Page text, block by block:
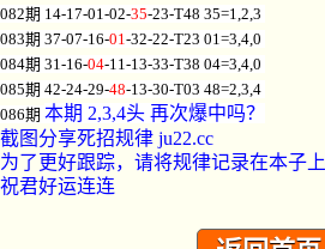
082期 14-17-01-02-35-23-T48 35=1,2,3
083期 37-07-16-01-32-22-T23 01=3,4,0
084期 31-16-04-11-13-33-T38 04=3,4,0
085期 42-24-29-48-13-30-T03 48=2,3,4
086期 本期 2,3,4头 再次爆中吗？
截图分享死招规律 ju22.cc
为了更好跟踪，请将规律记录在本子上
祝君好运连连